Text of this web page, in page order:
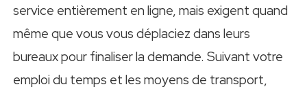
service entièrement en ligne, mais exigent quand
même que vous vous déplaciez dans leurs
bureaux pour finaliser la demande. Suivant votre
emploi du temps et les moyens de transport,